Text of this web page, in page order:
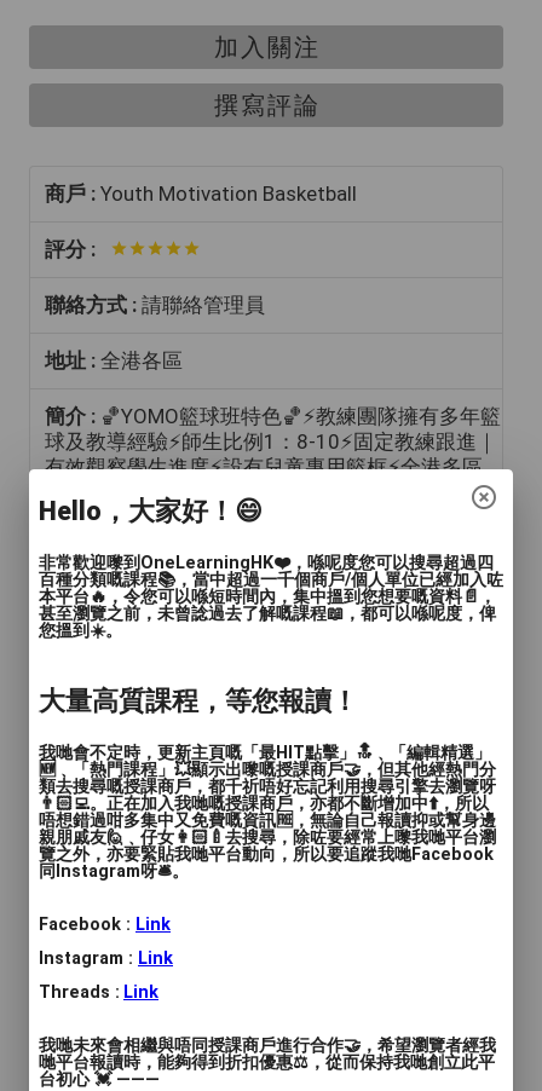
加入關注
撰寫評論
商戶 : Youth Motivation Basketball
評分 :
聯絡方式 : 請聯絡管理員
地址 : 全港各區
簡介 : 🏀YOMO籃球班特色🏀⚡️教練團隊擁有多年籃
球及教導經驗⚡️師生比例1：8-10⚡️固定教練跟進｜
有效觀察學生進度⚡️設有兒童專用籃框⚡️全港多區
不同時段開班
商戶標誌
年齡範圍: 兒童(15歲或以下)
語言: 廣東話, 英文
人數: 多於4人
教學模式: 面授
時間: 90分鐘
服務地區: 深水埗區, 黃大仙區, 荃灣區
Hello，大家好！😄
非常歡迎嚟到OneLearningHK❤️，喺呢度您可以搜尋超過四
百種分類嘅課程📚，當中超過一千個商戶/個人單位已經加入咗
本平台🔥，令您可以喺短時間內，集中搵到您想要嘅資料📄，
甚至瀏覽之前，未曾諗過去了解嘅課程📖，都可以喺呢度，俾
您搵到☀️。
大量高質課程，等您報讀！
我哋會不定時，更新主頁嘅「最HIT點擊」🔝﹑「編輯精選」
🆕﹑「熱門課程」💥顯示出嚟嘅授課商戶🤝，但其他經熱門分
類去搜尋嘅授課商戶，都千祈唔好忘記利用搜尋引擎去瀏覽呀
👨🏻‍💻。正在加入我哋嘅授課商戶，亦都不斷增加中⬆️，所以
唔想錯過咁多集中又免費嘅資訊🆓，無論自己報讀抑或幫身邊
親朋戚友🙋﹑仔女👩🏻‍🍼去搜尋，除咗要經常上嚟我哋平台瀏
覽之外，亦要緊貼我哋平台動向，所以要追蹤我哋Facebook
同Instagram呀🛎️。
Facebook : Link
Instagram : Link
Threads : Link
我哋未來會相繼與唔同授課商戶進行合作🤝，希望瀏覽者經我
哋平台報讀時，能夠得到折扣優惠⚖️，從而保持我哋創立此平
台初心 💓 ———